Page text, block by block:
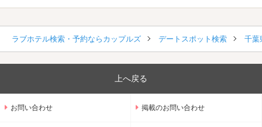
ラブホテル検索・予約ならカップルズ デートスポット検索 千葉
上へ戻る
お問い合わせ 掲載のお問い合わせ